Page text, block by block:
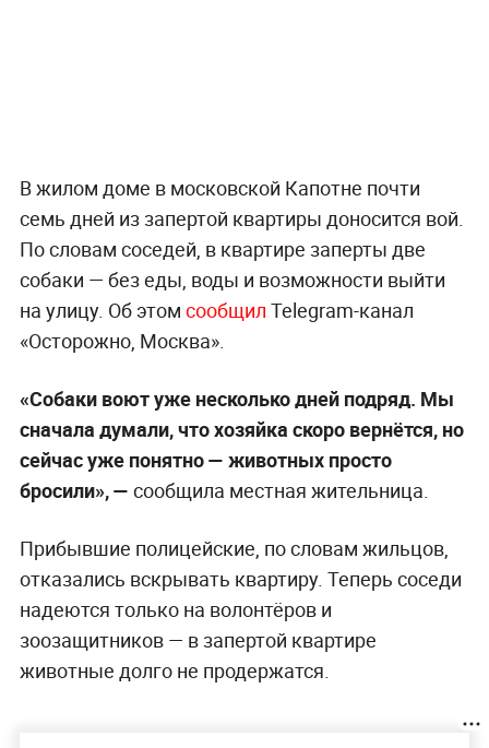
В жилом доме в московской Капотне почти
семь дней из запертой квартиры доносится вой.
По словам соседей, в квартире заперты две
собаки — без еды, воды и возможности выйти
на улицу. Об этом сообщил Telegram-канал
«Осторожно, Москва».
«Собаки воют уже несколько дней подряд. Мы
сначала думали, что хозяйка скоро вернётся, но
сейчас уже понятно — животных просто
бросили», — сообщила местная жительница.
Прибывшие полицейские, по словам жильцов,
отказались вскрывать квартиру. Теперь соседи
надеются только на волонтёров и
зоозащитников — в запертой квартире
животные долго не продержатся.